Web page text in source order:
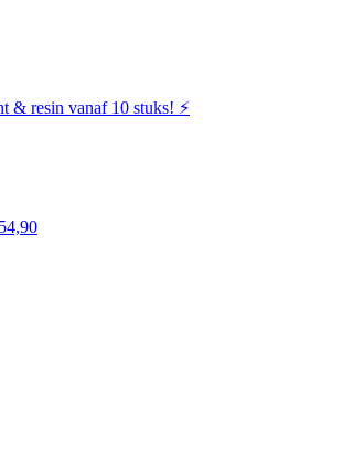
& resin vanaf 10 stuks! ⚡️